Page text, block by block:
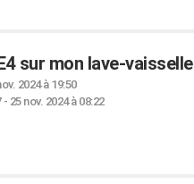
sur mon lave-vaisselle
2024 à 19:50
- 25 nov. 2024 à 08:22